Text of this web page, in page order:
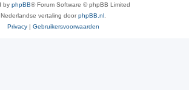
by phpBB® Forum Software © phpBB Limited
Nederlandse vertaling doorphpBB.nl
Privacy | Gebruikersvoorwaarden